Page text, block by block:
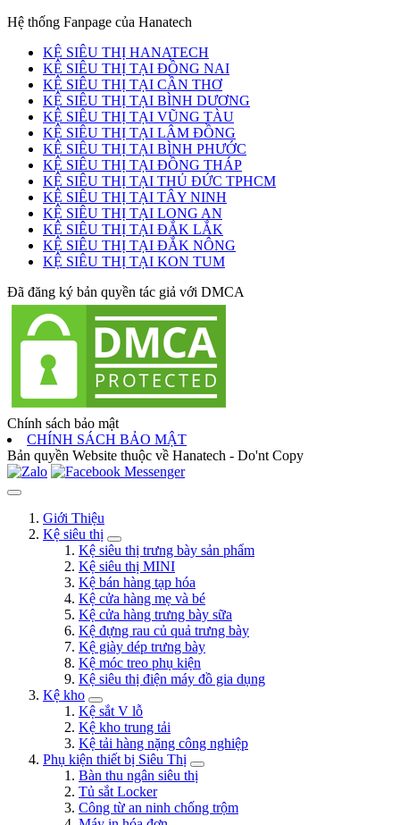
Hệ thống Fanpage của Hanatech
KỆ SIÊU THỊ HANATECH
KỆ SIÊU THỊ TẠI ĐỒNG NAI
KỆ SIÊU THỊ TẠI CẦN THƠ
KỆ SIÊU THỊ TẠI BÌNH DƯƠNG
KỆ SIÊU THỊ TẠI VŨNG TÀU
KỆ SIÊU THỊ TẠI LÂM ĐỒNG
KỆ SIÊU THỊ TẠI BÌNH PHƯỚC
KỆ SIÊU THỊ TẠI ĐỒNG THÁP
KỆ SIÊU THỊ TẠI THỦ ĐỨC TPHCM
KỆ SIÊU THỊ TẠI TÂY NINH
KỆ SIÊU THỊ TẠI LONG AN
KỆ SIÊU THỊ TẠI ĐẮK LẮK
KỆ SIÊU THỊ TẠI ĐẮK NÔNG
KỆ SIÊU THỊ TẠI KON TUM
Đã đăng ký bản quyền tác giả với DMCA
Chính sách bảo mật
CHÍNH SÁCH BẢO MẬT
Bản quyền Website thuộc về Hanatech - Do'nt Copy
Giới Thiệu
Kệ siêu thị
Kệ siêu thị trưng bày sản phẩm
Kệ siêu thị MINI
Kệ bán hàng tạp hóa
Kệ cửa hàng mẹ và bé
Kệ cửa hàng trưng bày sữa
Kệ đựng rau củ quả trưng bày
Kệ giày dép trưng bày
Kệ móc treo phụ kiện
Kệ siêu thị điện máy đồ gia dụng
Kệ kho
Kệ sắt V lỗ
Kệ kho trung tải
Kệ tải hàng nặng công nghiệp
Phụ kiện thiết bị Siêu Thị
Bàn thu ngân siêu thị
Tủ sắt Locker
Công từ an ninh chống trộm